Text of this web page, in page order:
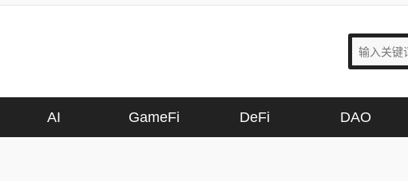
AI GameFi DeFi DAO